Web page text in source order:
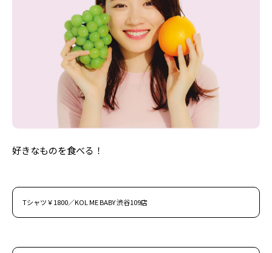
好きなものを食べる！
Tシャツ￥1800／KOL ME BABY 渋谷109店